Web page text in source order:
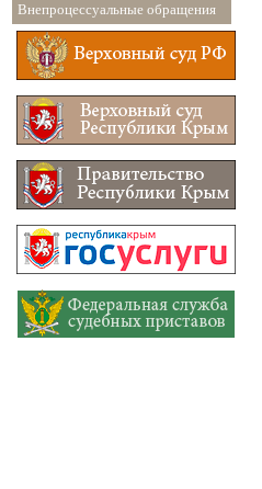
Внепроцессуальные обращения